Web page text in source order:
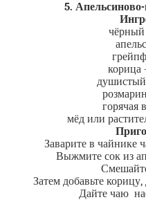
5.
чёрный
корица
горячая
мёд или
Заварите в чайнике
Выжмите сок из
Затем добавьте
Дайте чаю